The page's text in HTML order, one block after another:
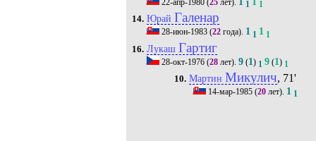
22-апр-1980(25лет). 1
1
14. Юрай Галенар
28-июн-1983(22года). 1 1 1 1
16. Лукаш Гартиг
28-окт-1976(28лет). 9(1) 1 9(1) 1
10. Мартин Микулич, 71'
14-мар-1985 (20 лет). 1 1